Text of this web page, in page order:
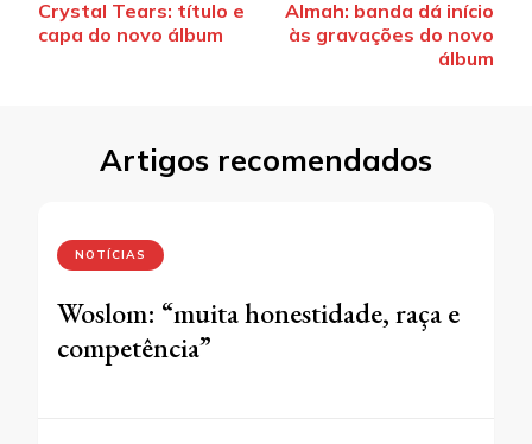
de
Crystal Tears: título e
capa do novo álbum
Almah: banda dá início
às gravações do novo
álbum
Artigos recomendados
NOTÍCIAS
Woslom: “muita honestidade, raça e
competência”